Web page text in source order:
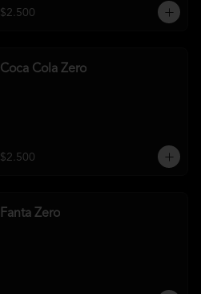
$2.500
Coca Cola Zero
$2.500
Fanta Zero